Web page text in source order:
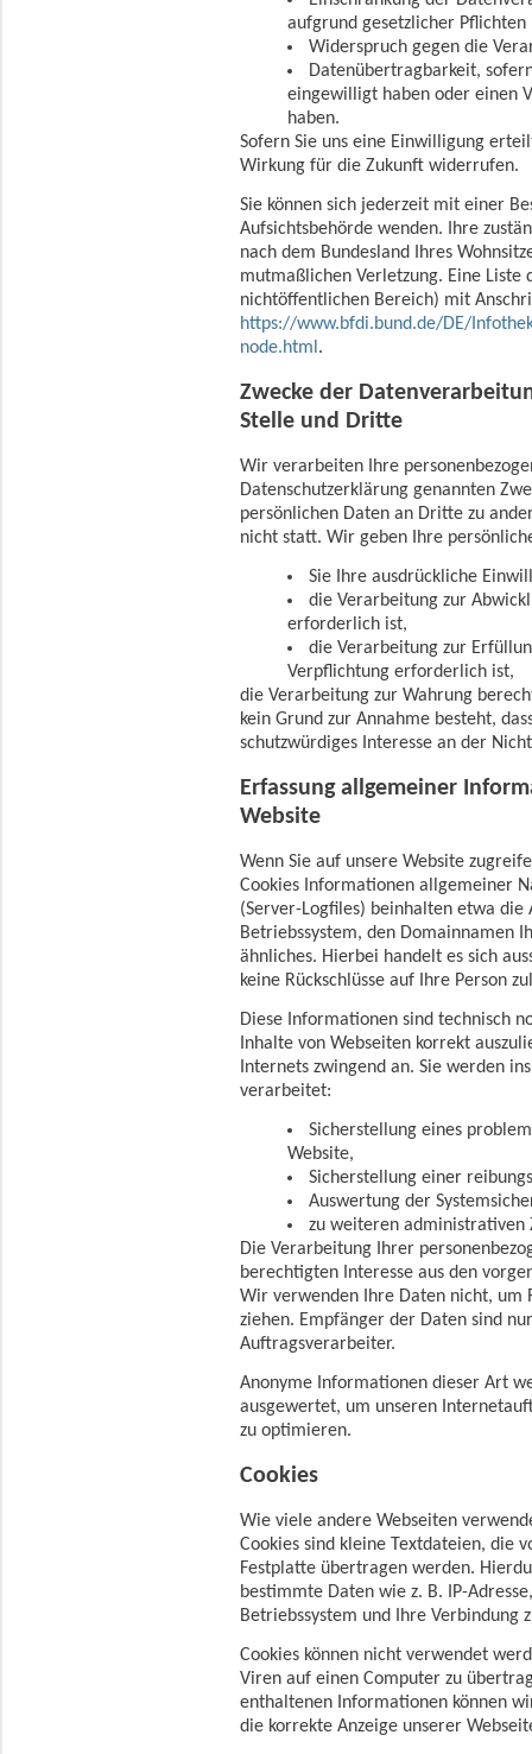
aufgrund gesetzlicher
Widerspruch gegen die
Datenübertragbarkeit,
eingewilligt haben oder einen
haben.
Sofern Sie uns eine Einwilligung
Wirkung für die Zukunft widerrufen.
Sie können sich jederzeit mit einer
Aufsichtsbehörde wenden. Ihre
nach dem Bundesland Ihres
mutmaßlichen Verletzung. Eine Liste
nichtöffentlichen Bereich) mit
https://www.bfdi.bund.de/DE/
node.html .
Zwecke der
Stelle und Dritte
Wir verarbeiten Ihre
Datenschutzerklärung genannten
persönlichen Daten an Dritte zu
nicht statt. Wir geben Ihre
Sie Ihre ausdrückliche
die Verarbeitung zur
erforderlich ist,
die Verarbeitung zur
Verpflichtung erforderlich ist,
die Verarbeitung zur Wahrung
kein Grund zur Annahme besteht,
schutzwürdiges Interesse an der
Erfassung allgemeiner
Website
Wenn Sie auf unsere Website
Cookies Informationen allgemeiner
(Server-Logfiles) beinhalten etwa
Betriebssystem, den Domainnamen
ähnliches. Hierbei handelt es sich
keine Rückschlüsse auf Ihre Person
Diese Informationen sind technisch
Inhalte von Webseiten korrekt
Internets zwingend an. Sie werden
verarbeitet:
Sicherstellung eines
Website,
Sicherstellung einer
Auswertung der
zu weiteren administrativen
Die Verarbeitung Ihrer
berechtigten Interesse aus den
Wir verwenden Ihre Daten nicht, um
ziehen. Empfänger der Daten sind
Auftragsverarbeiter.
Anonyme Informationen dieser Art
ausgewertet, um unseren
zu optimieren.
Cookies
Wie viele andere Webseiten
Cookies sind kleine Textdateien, die
Festplatte übertragen werden.
bestimmte Daten wie z. B. IP-
Betriebssystem und Ihre Verbindung
Cookies können nicht verwendet
Viren auf einen Computer zu
enthaltenen Informationen können
die korrekte Anzeige unserer